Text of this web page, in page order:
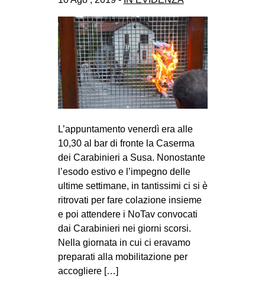
DEGENERAZIONE
GAZA FREESTYLE
CSOA LAMBRETTA
MSM
STUDENTI TSUNAMI
ZAM
MILANO
MOBILITAZIONI
SPAZI
SPORT POPOLARE
MOVIMENTI
AMBIENTE
ANTIFASCISMO
DIRITTO ALL’ABITARE
L’appuntamento venerdì era alle
10,30 al bar di fronte la Caserma
dei Carabinieri a Susa. Nonostante
l’esodo estivo e l’impegno delle
ultime settimane, in tantissimi ci si è
ritrovati per fare colazione insieme
e poi attendere i NoTav convocati
dai Carabinieri nei giorni scorsi.
Nella giornata in cui ci eravamo
preparati alla mobilitazione per
accogliere […]